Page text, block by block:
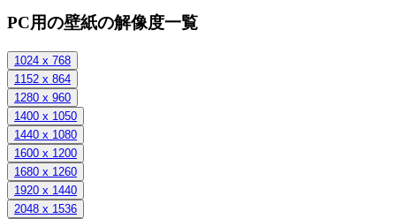
PC用の壁紙の解像度一覧
1024 x 768
1152 x 864
1280 x 960
1400 x 1050
1440 x 1080
1600 x 1200
1680 x 1260
1920 x 1440
2048 x 1536